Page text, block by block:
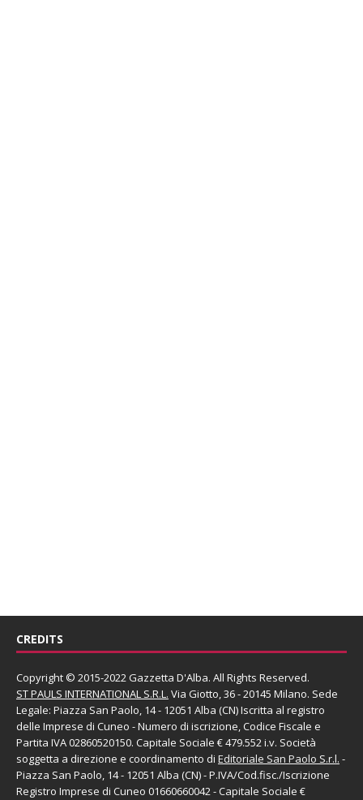
CREDITS
Copyright © 2015-2022 Gazzetta D'Alba. All Rights Reserved.
ST PAULS INTERNATIONAL S.R.L. Via Giotto, 36 - 20145 Milano. Sede
Legale: Piazza San Paolo, 14 - 12051 Alba (CN) Iscritta al registro
delle Imprese di Cuneo - Numero di iscrizione, Codice Fiscale e
Partita IVA 02860520150. Capitale Sociale € 479.552 i.v. Società
soggetta a direzione e coordinamento di Editoriale San Paolo S.r.l. -
Piazza San Paolo, 14 - 12051 Alba (CN) - P.IVA/Cod.fisc./Iscrizione
Registro Imprese di Cuneo 01660660042 - Capitale Sociale €